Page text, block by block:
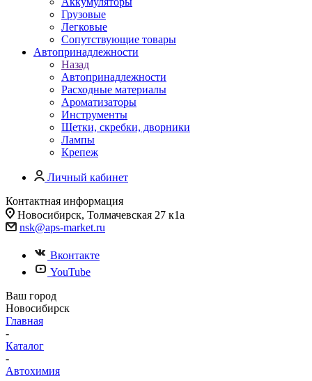
Грузовые
Легковые
Сопутствующие товары
Автопринадлежности
Назад
Автопринадлежности
Расходные материалы
Ароматизаторы
Инструменты
Щетки, скребки, дворники
Лампы
Крепеж
Личный кабинет
Контактная информация
Новосибирск, Толмачевская 27 к1а
nsk@aps-market.ru
Вконтакте
YouTube
Ваш город
Новосибирск
Главная
-
Каталог
-
Автохимия